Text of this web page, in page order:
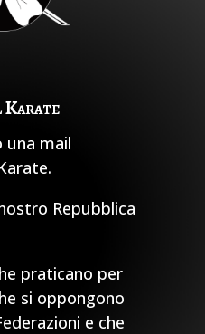
una mail
Repubblica
praticano per
si oppongono
e che